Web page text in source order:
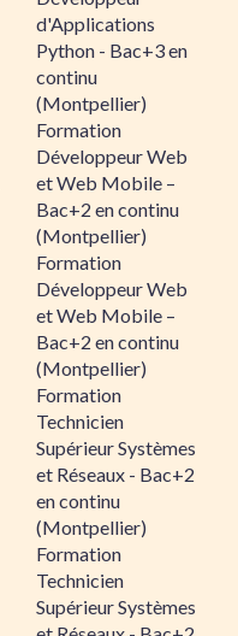
d'Applications
Python - Bac+3 en
continu
(Montpellier)
Formation
Développeur Web
et Web Mobile –
Bac+2 en continu
(Montpellier)
Formation
Développeur Web
et Web Mobile –
Bac+2 en continu
(Montpellier)
Formation
Technicien
Supérieur Systèmes
et Réseaux - Bac+2
en continu
(Montpellier)
Formation
Technicien
Supérieur Systèmes